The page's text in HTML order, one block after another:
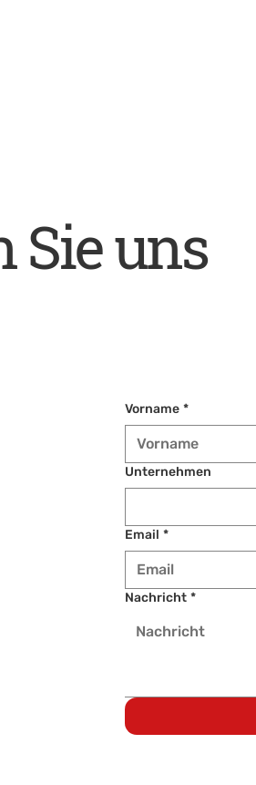
Sie uns
Vorname *
Unternehmen
Email *
Nachricht *